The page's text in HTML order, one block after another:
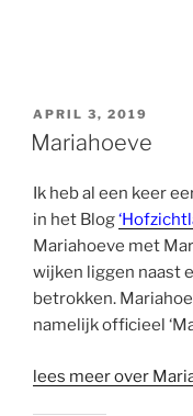
GEPLAATST
OP
APRIL 3, 2019
Mariahoeve
Ik heb al een keer
in het Blog
Mariahoeve met
wijken liggen naast
betrokken.
namelijk officieel
lees meer over